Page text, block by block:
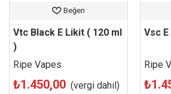
seçeneklerini incelemek için sitemizi
Beğen
Vtc Black E Likit ( 120 ml
)
Ripe Vapes
₺1.450,00 (vergi dahil)
Vsc
Ripe